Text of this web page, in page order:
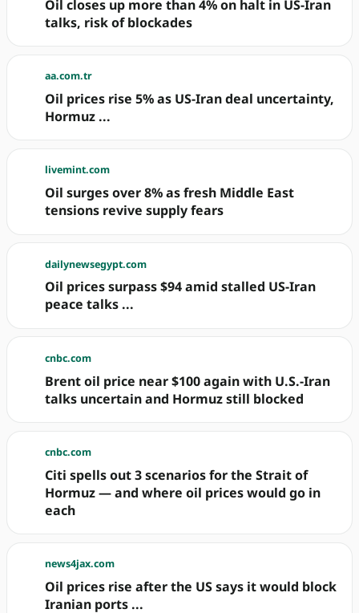
Oil closes up more than 4% on halt in US-Iran
talks, risk of blockades
aa.com.tr
Oil prices rise 5% as US-Iran deal uncertainty,
Hormuz ...
livemint.com
Oil surges over 8% as fresh Middle East
tensions revive supply fears
dailynewsegypt.com
Oil prices surpass $94 amid stalled US-Iran
peace talks ...
cnbc.com
Brent oil price near $100 again with U.S.-Iran
talks uncertain and Hormuz still blocked
cnbc.com
Citi spells out 3 scenarios for the Strait of
Hormuz — and where oil prices would go in
each
news4jax.com
Oil prices rise after the US says it would block
Iranian ports ...